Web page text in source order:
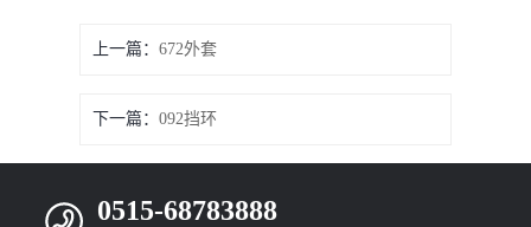
上一篇：672外套
下一篇：092挡环
0515-68783888